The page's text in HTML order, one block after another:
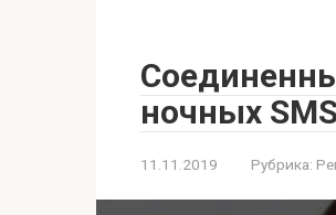
ночных
11.11.2019 Рубрика: